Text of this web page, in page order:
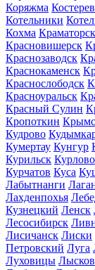
Коряжма
Котельники
Кохма Краматорск
Красновишерск
Краснозаводск
Краснокаменск
Краснослободск
Красноуральск
Красный Сулин
Кропоткин
Кудрово
Кумертау Кунгур
Курильск Курлово
Курчатов Куса
Лабытнанги
Лахденпохья
Кузнецкий Ленск
Лесосибирск
Лисичанск Лиски
Петровский Луга
Луховицы